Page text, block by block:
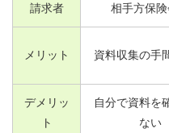
請求者 相手方保
メリット 資料収集の手
デメリッ
ト
自分で資料を
ない